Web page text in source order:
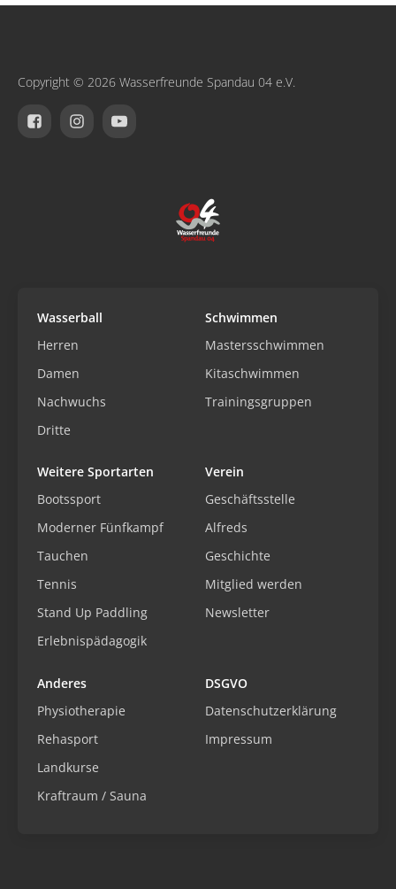
Copyright © 2026 Wasserfreunde Spandau 04 e.V.
Wasserball
Herren
Damen
Nachwuchs
Dritte
Schwimmen
Mastersschwimmen
Kitaschwimmen
Trainingsgruppen
Weitere Sportarten
Bootssport
Moderner Fünfkampf
Tauchen
Tennis
Stand Up Paddling
Erlebnispädagogik
Verein
Geschäftsstelle
Alfreds
Geschichte
Mitglied werden
Newsletter
Anderes
Physiotherapie
Rehasport
Landkurse
Kraftraum / Sauna
DSGVO
Datenschutzerklärung
Impressum